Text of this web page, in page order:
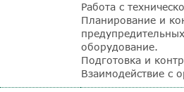
Работа с
Планирование и
оборудование.
Подготовка и
Взаимодействие с